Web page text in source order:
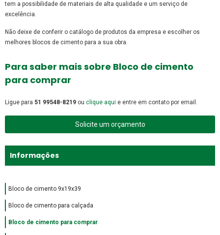
tem a possibilidade de materiais de alta qualidade e um serviço de
excelência.
Não deixe de conferir o catálogo de produtos da empresa e escolher os
melhores blocos de cimento para a sua obra.
Para saber mais sobre Bloco de cimento
para comprar
Ligue para 51 99548-8219 ou clique aqui e entre em contato por email.
Solicite um orçamento
Informações
Bloco de cimento 9x19x39
Bloco de cimento para calçada
Bloco de cimento para comprar